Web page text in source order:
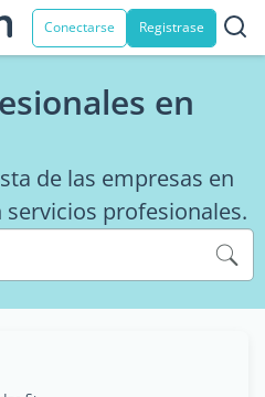
Conectarse Registrase
en
de las empresas en
profesionales.